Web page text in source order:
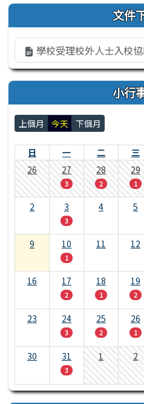
文件
學校受理校外人士入校
小行
上個月 今天 下個月
日 一 二 三
26
27
3
28
2
29
1
2 3
3
4 5
9 10
1
11 12
16 17
2
18
1
19
2
23 24
3
25
2
26
1
30 31
3
1 2